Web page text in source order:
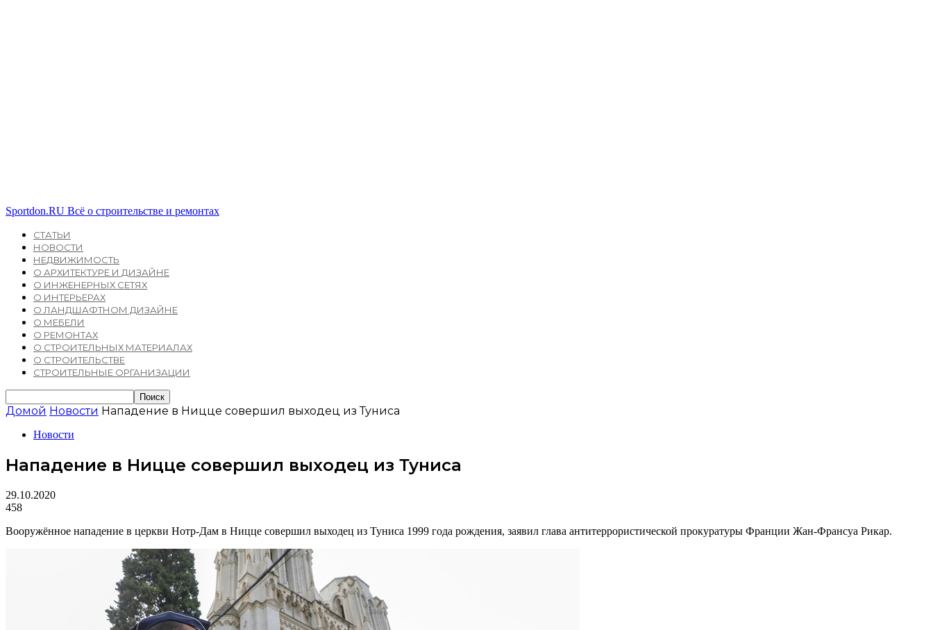
Sportdon.RU Всё о строительстве и ремонтах
СТАТЬИ
НОВОСТИ
НЕДВИЖИМОСТЬ
О АРХИТЕКТУРЕ И ДИЗАЙНЕ
О ИНЖЕНЕРНЫХ СЕТЯХ
О ИНТЕРЬЕРАХ
О ЛАНДШАФТНОМ ДИЗАЙНЕ
О МЕБЕЛИ
О РЕМОНТАХ
О СТРОИТЕЛЬНЫХ МАТЕРИАЛАХ
О СТРОИТЕЛЬСТВЕ
СТРОИТЕЛЬНЫЕ ОРГАНИЗАЦИИ
Домой Новости Нападение в Ницце совершил выходец из Туниса
Новости
Нападение в Ницце совершил выходец из Туниса
29.10.2020
458
Вооружённое нападение в церкви Нотр-Дам в Ницце совершил выходец из Туниса 1999 года рождения, заявил глава антитеррористической прокуратуры Франции Жан-Франсуа Рикар.